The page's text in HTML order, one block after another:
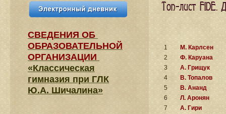
Топ-лист FIDE.
1
М. Карлсен
2
Ф. Каруана
3
А. Грищук
4
В. Топалов
5
В. Ананд
6
Л. Аронян
7
А. Гири
СВЕДЕНИЯ​ ОБ
ОБРАЗОВАТЕЛЬНОЙ
ОРГАНИЗАЦИИ
«Классическая
гимназия при ГЛК
Ю.А. Шичалина»